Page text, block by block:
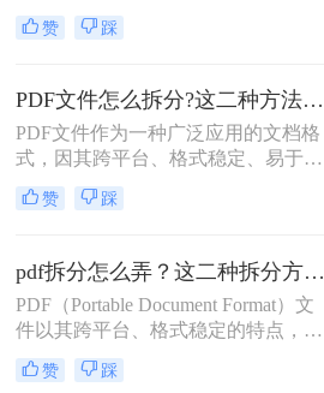
文件拆分成多个小文件，以便于分
享、存档或编辑。那么如何把pdf拆分
法，帮助你轻松将PDF文件拆分成多
份。
赞 踩
PDF文件怎么拆分?这二种方法教你轻松拆分!
PDF文件作为一种广泛应用的文档格
式，因其跨平台、格式稳定、易于打
印等优点，在办公、学习等领域得到
了广泛的使用。然而，有时我们可能
地管理和使用其中的内容。那么PDF
文件怎么拆分呢？本文将详细介绍
PDF文件拆分的方法和步骤，帮助读
者轻松实现PDF文件的拆分操作。
赞 踩
pdf拆分怎么弄？这二种拆分方法看看！
PDF（Portable Document Format）文
件以其跨平台、格式稳定的特点，在
办公、学习等领域得到了广泛应用。
然而，有时我们需要对PDF文件进行
赞 踩